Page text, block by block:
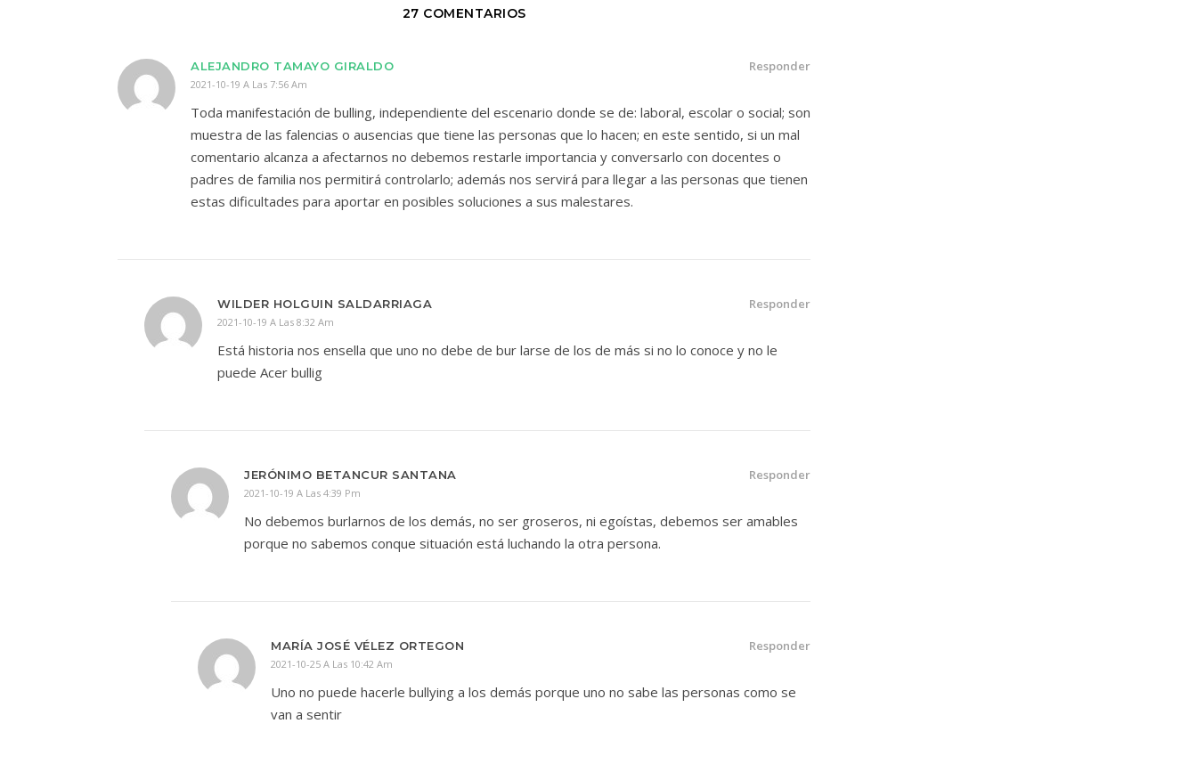
27 COMENTARIOS
ALEJANDRO TAMAYO GIRALDO
2021-10-19 A Las 7:56 Am
Responder
Toda manifestación de bulling, independiente del escenario donde se de: laboral, escolar o social; son
muestra de las falencias o ausencias que tiene las personas que lo hacen; en este sentido, si un mal
comentario alcanza a afectarnos no debemos restarle importancia y conversarlo con docentes o
padres de familia nos permitirá controlarlo; además nos servirá para llegar a las personas que tienen
estas dificultades para aportar en posibles soluciones a sus malestares.
WILDER HOLGUIN SALDARRIAGA
2021-10-19 A Las 8:32 Am
Responder
Está historia nos ensella que uno no debe de bur larse de los de más si no lo conoce y no le
puede Acer bullig
JERÓNIMO BETANCUR SANTANA
2021-10-19 A Las 4:39 Pm
Responder
No debemos burlarnos de los demás, no ser groseros, ni egoístas, debemos ser amables
porque no sabemos conque situación está luchando la otra persona.
MARÍA JOSÉ VÉLEZ ORTEGON
2021-10-25 A Las 10:42 Am
Responder
Uno no puede hacerle bullying a los demás porque uno no sabe las personas como se
van a sentir